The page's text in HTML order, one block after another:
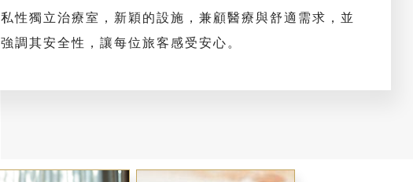
私性獨立治療室，新穎的設施，兼顧醫療與舒適需求，並
強調其安全性，讓每位旅客感受安心。